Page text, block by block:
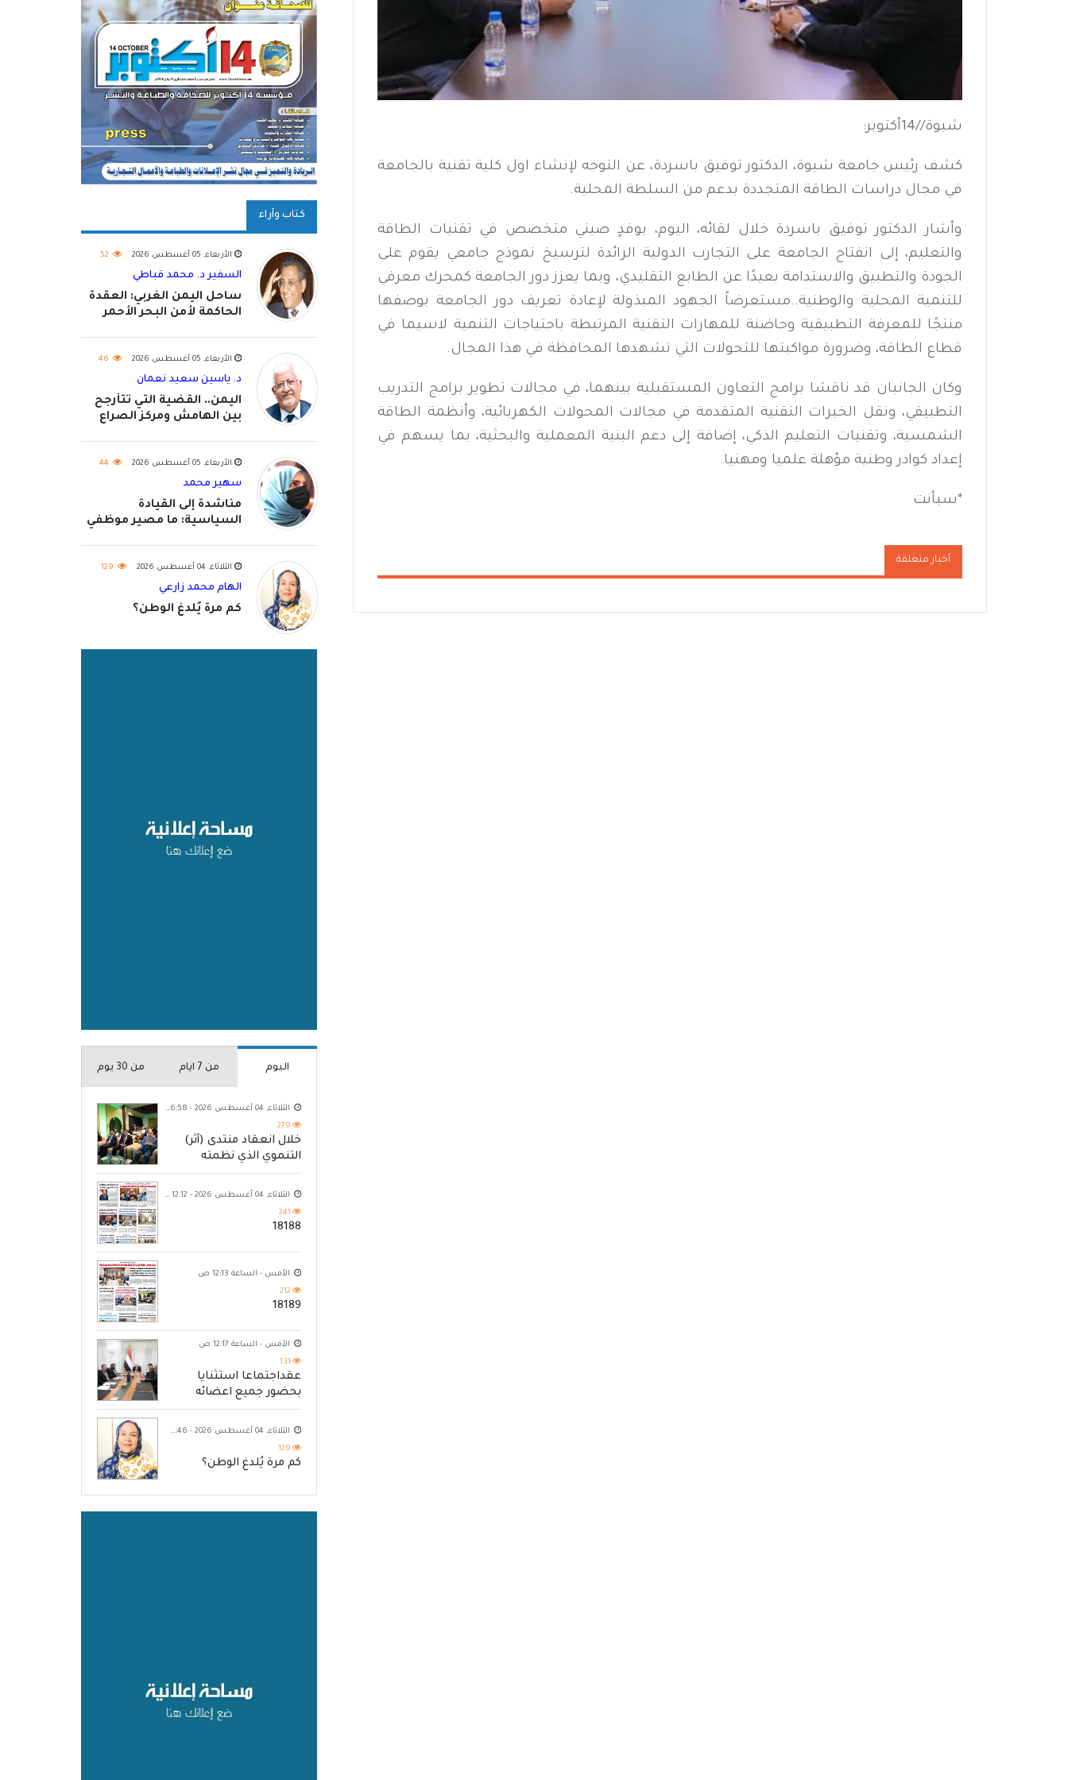
شبوة//14أكتوبر:
كشف رئيس جامعة شبوة، الدكتور توفيق باسردة، عن التوجه لإنشاء اول كلية تقنية بالجامعة
في مجال دراسات الطاقة المتجددة بدعم من السلطة المحلية.
وأشار الدكتور توفيق باسردة خلال لقائه، اليوم، بوفدٍ صيني متخصص في تقنيات الطاقة
والتعليم، إلى انفتاح الجامعة على التجارب الدولية الرائدة لترسيخ نموذج جامعي يقوم على
الجودة والتطبيق والاستدامة بعيدًا عن الطابع التقليدي، وبما يعزز دور الجامعة كمحرك معرفي
للتنمية المحلية والوطنية..مستعرضاً الجهود المبذولة لإعادة تعريف دور الجامعة بوصفها
منتجًا للمعرفة التطبيقية وحاضنة للمهارات التقنية المرتبطة باحتياجات التنمية لاسيما في
قطاع الطاقة، وضرورة مواكبتها للتحولات التي تشهدها المحافظة في هذا المجال.
وكان الجانبان قد ناقشا برامج التعاون المستقبلية بينهما، في مجالات تطوير برامج التدريب
التطبيقي، ونقل الخبرات التقنية المتقدمة في مجالات المحولات الكهربائية، وأنظمة الطاقة
الشمسية، وتقنيات التعليم الذكي، إضافة إلى دعم البنية المعملية والبحثية، بما يسهم في
إعداد كوادر وطنية مؤهلة علميا ومهنيا.
*سبأنت
أخبار متعلقة
كتاب وآراء
الأربعاء, 05 أغسطس 2026 52
السفير د. محمد قباطي
ساحل اليمن الغربي: العقدة
الحاكمة لأمن البحر الأحمر
الأربعاء, 05 أغسطس 2026 46
د. ياسين سعيد نعمان
اليمن.. القضية التي تتأرجح
بين الهامش ومركز الصراع
الأربعاء, 05 أغسطس 2026 44
سهير محمد
مناشدة إلى القيادة
السياسية: ما مصير موظفي
الثلاثاء, 04 أغسطس 2026 129
الهام محمد زارعي
كم مرة يُلدغ الوطن؟
اليوم من 7 ايام من 30 يوم
الثلاثاء, 04 أغسطس 2026 - 06:58 م
279
خلال انعقاد منتدى (أثر)
التنموي الذي نظمته
مؤسسة حضرموت
الثلاثاء, 04 أغسطس 2026 - 12:12 ص
241
18188
الأمس - الساعة 12:13 ص
212
18189
الأمس - الساعة 12:17 ص
131
عقداجتماعا استثنايا
بحضور جميع اعضائه
الثلاثاء, 04 أغسطس 2026 - 10:46 م
129
كم مرة يُلدغ الوطن؟